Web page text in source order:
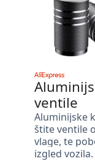
ventile
Aluminijske
štite ventile
vlage, te
izgled vozila.